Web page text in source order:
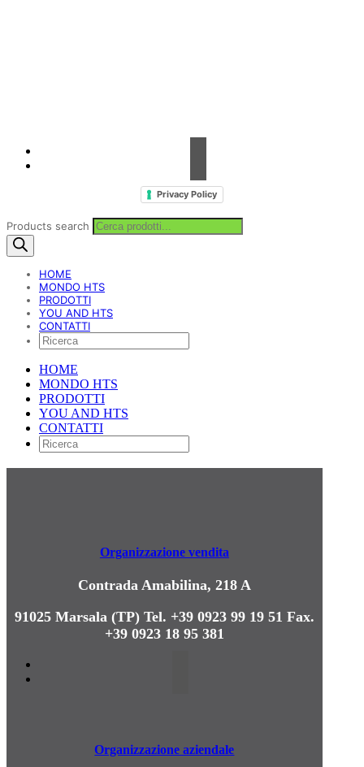
Privacy Policy
Products search
HOME
MONDO HTS
PRODOTTI
YOU AND HTS
CONTATTI
HOME
MONDO HTS
PRODOTTI
YOU AND HTS
CONTATTI
Organizzazione vendita
Contrada Amabilina, 218 A
91025 Marsala (TP)Tel. +39 0923 99 19 51 Fax.
+39 0923 18 95 381
Organizzazione aziendale